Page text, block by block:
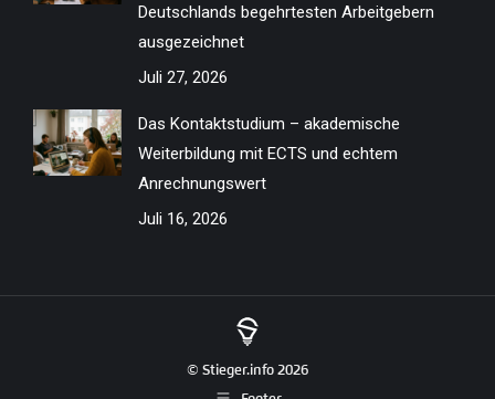
Deutschlands begehrtesten Arbeitgebern
ausgezeichnet
Juli 27, 2026
Das Kontaktstudium – akademische
Weiterbildung mit ECTS und echtem
Anrechnungswert
Juli 16, 2026
© Stieger.info 2026